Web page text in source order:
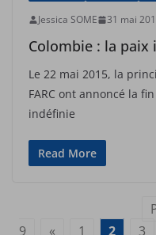
Jessica SOME 31 mai
Colombie : la paix
Le 22 mai 2015, la
FARC ont annoncé la
indéfinie
Read More
9
« 1 2 3